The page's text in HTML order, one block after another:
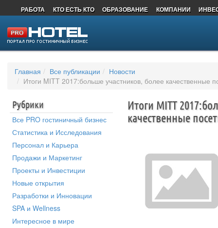
РАБОТА КТО ЕСТЬ КТО ОБРАЗОВАНИЕ КОМПАНИИ
ДОСТОПРИМЕЧАТЕЛЬНОСТИ
Главная Все публикации
Новости
Итоги MITT 2017:больше участников, более качественные
Рубрики
Все PRO гостиничный бизнес
Статистика и Исследования
Персонал и Карьера
Продажи и Маркетинг
Проекты и Инвестиции
Новые открытия
Разработки и Инновации
SPA и Wellness
Интересное в мире
Итоги MITT
качественные